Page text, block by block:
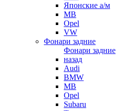
Японские а/м
MB
Opel
VW
Фонари задние
Фонари задние
назад
Audi
BMW
MB
Opel
Subaru